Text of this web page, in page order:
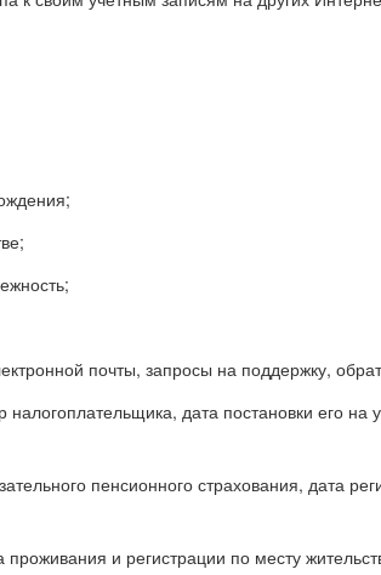
почты, запросы на поддержку,
дата постановки его на
пенсионного страхования, дата
проживания и регистрации по месту